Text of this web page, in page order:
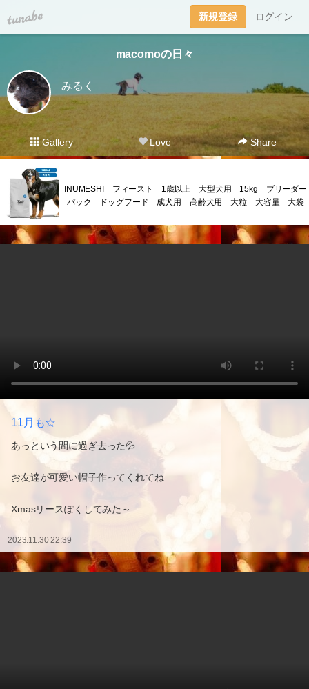
tuna.be 新規登録 ログイン
macomoの日々
みるく
Gallery Love Share
INUMESHI フィースト 1歳以上 大型犬用 15kg ブリーダー
パック ドッグフード 成犬用 高齢犬用 大粒 大容量 大袋
11月も☆
あっという間に過ぎ去った💦
お友達が可愛い帽子作ってくれてね
Xmasリースぽくしてみた～
2023.11.30 22:39